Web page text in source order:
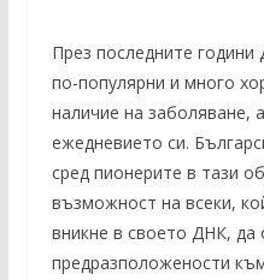
През последните години
по-популярни и много
наличие на заболяване,
ежедневието си.
сред пионерите в тази
възможност на всеки,
вникне в своето ДНК, да
предразположености